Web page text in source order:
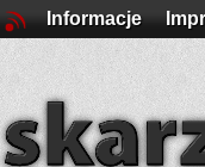
Informacje